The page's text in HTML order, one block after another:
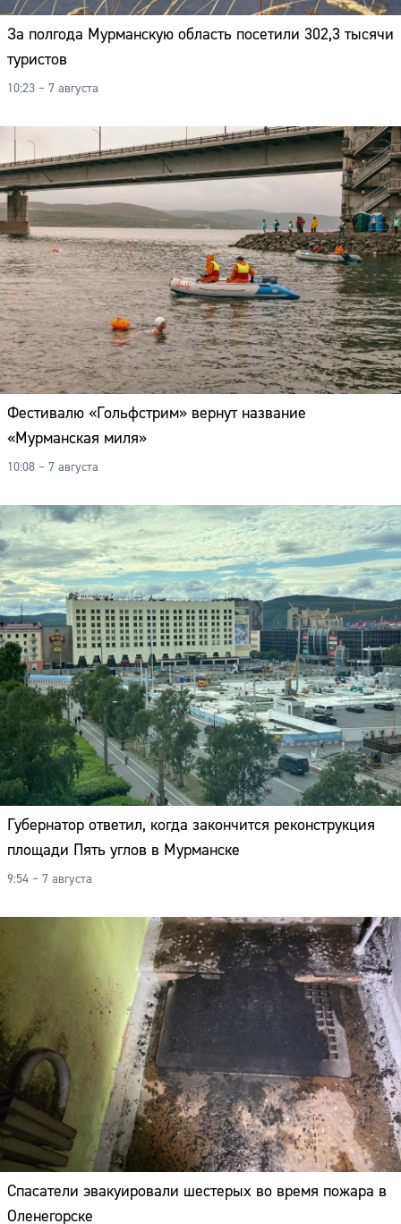
За полгода Мурманскую область посетили 302,3 тысячи
туристов
10:23 – 7 августа
Фестивалю «Гольфстрим» вернут название
«Мурманская миля»
10:08 – 7 августа
Губернатор ответил, когда закончится реконструкция
площади Пять углов в Мурманске
9:54 – 7 августа
Спасатели эвакуировали шестерых во время пожара в
Оленегорске